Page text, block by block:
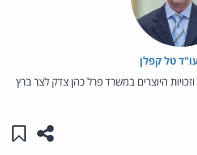
טל קפלן
היוצרים במשרד פרל כהן צדק לצר ברץ
שתפו